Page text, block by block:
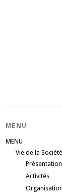
MENU
MENU
Vie de la Société
Présentation
Activités
Organisation